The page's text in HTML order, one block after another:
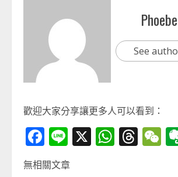
See
歡迎大家分享讓更多人可以看到：
Facebook
Line
X
無相關文章